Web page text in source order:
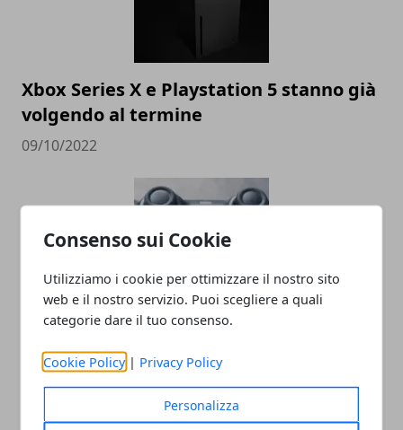
Consenso sui Cookie
Utilizziamo i cookie per ottimizzare il nostro sito
web e il nostro servizio. Puoi scegliere a quali
categorie dare il tuo consenso.
Cookie Policy | Privacy Policy
Personalizza
Xbox Series X e Playstation 5 stanno già
volgendo al termine
09/10/2022
utenti
05/10/2022